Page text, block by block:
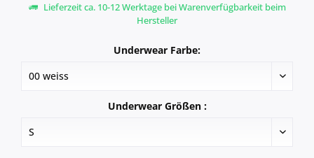
Lieferzeit ca. 10-12 Werktage bei Warenverfügbarkeit beim
Hersteller
Underwear Farbe:
Underwear Größen :